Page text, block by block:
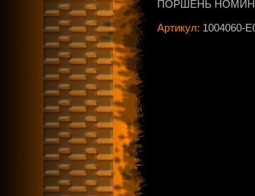
ПОРШЕНЬ
Артикул: 1004060-